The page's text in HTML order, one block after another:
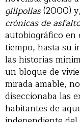
gilipollas(2000)
crónicas de asfalto
autobiográfico en
tiempo, hasta su
las historias
un bloque de
mirada amable,
diseccionaba las
habitantes de